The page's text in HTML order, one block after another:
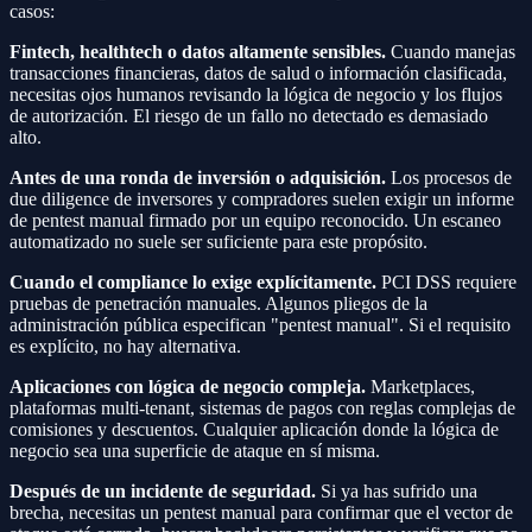
casos:
Fintech, healthtech o datos altamente sensibles. Cuando manejas
transacciones financieras, datos de salud o información clasificada,
necesitas ojos humanos revisando la lógica de negocio y los flujos
de autorización. El riesgo de un fallo no detectado es demasiado
alto.
Antes de una ronda de inversión o adquisición. Los procesos de
due diligence de inversores y compradores suelen exigir un informe
de pentest manual firmado por un equipo reconocido. Un escaneo
automatizado no suele ser suficiente para este propósito.
Cuando el compliance lo exige explícitamente. PCI DSS requiere
pruebas de penetración manuales. Algunos pliegos de la
administración pública especifican "pentest manual". Si el requisito
es explícito, no hay alternativa.
Aplicaciones con lógica de negocio compleja. Marketplaces,
plataformas multi-tenant, sistemas de pagos con reglas complejas de
comisiones y descuentos. Cualquier aplicación donde la lógica de
negocio sea una superficie de ataque en sí misma.
Después de un incidente de seguridad. Si ya has sufrido una
brecha, necesitas un pentest manual para confirmar que el vector de